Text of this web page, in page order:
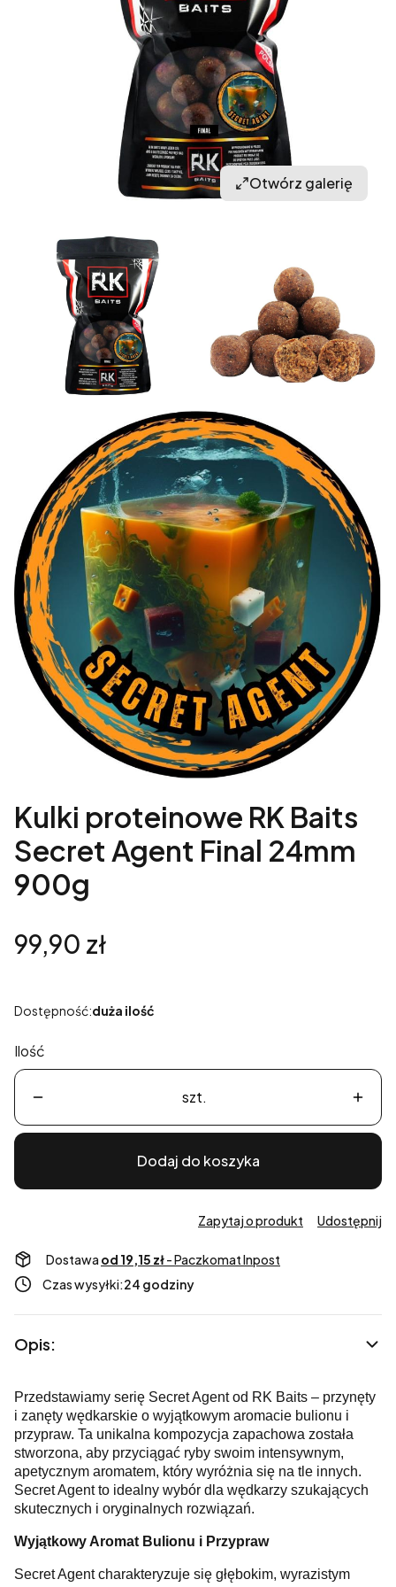
Otwórz galerię
Kulki proteinowe RK Baits
Secret Agent Final 24mm
900g
Cena
99,90 zł
Dostępność:duża ilość
Ilość
szt.
Dodaj do koszyka
Zapytaj o produkt Udostępnij
Dostawa od 19,15 zł- Paczkomat Inpost
Czas wysyłki:24 godziny
Opis:
Przedstawiamy serię Secret Agent od RK Baits – przynęty
i zanęty wędkarskie o wyjątkowym aromacie bulionu i
przypraw. Ta unikalna kompozycja zapachowa została
stworzona, aby przyciągać ryby swoim intensywnym,
apetycznym aromatem, który wyróżnia się na tle innych.
Secret Agent to idealny wybór dla wędkarzy szukających
skutecznych i oryginalnych rozwiązań.
Wyjątkowy Aromat Bulionu i Przypraw
Secret Agent charakteryzuje się głębokim, wyrazistym